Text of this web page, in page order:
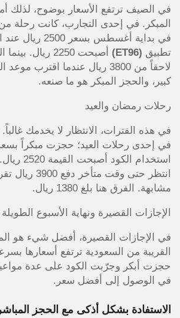
في الصيف ترتفع الأسعار بوضوح، لذلك
المبكر. في إحدى التجارب، كانت رحلة
في بداية أغسطس
تطبيق (ET96)
أصبحت 2250
لاحقاً من 3800 ريال عندما اقترب
كبير، والحجز المبكر هو ما صنعه.
رحلات رمضان والعيد
في هذه الفترات، الانتظار لا يخدمك
استخدام
انتظر حتى وقت
مشابهة. الفرق هنا بلغ 1380 ريال.
الإجازات القصيرة ونهاية الأسبوع الطويلة
في الإجازات القصيرة، أفضل شيء هو
القريبة من السعودية ترتفع أسعارها
حجزت أبكر وجرّبت الكود على عدة
في الوصول إلى أفضل سعر.
الاستفادة بشكل أذكى مع الحجز المباشر